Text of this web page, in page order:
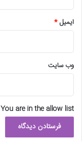
ایمیل*
وب‌ سایت
You are in the allow list